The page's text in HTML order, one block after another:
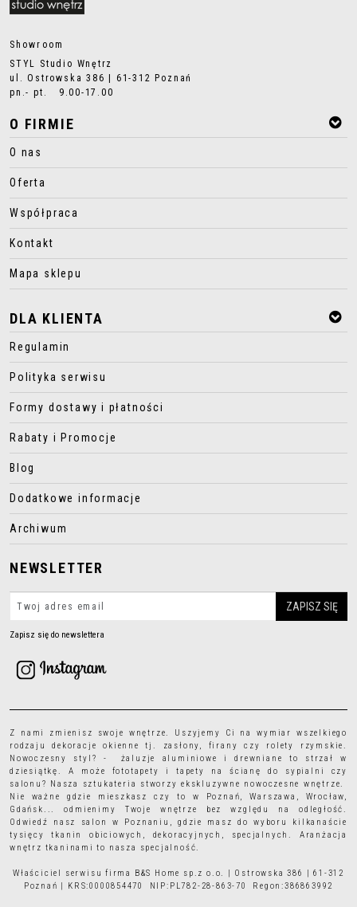
Showroom
STYL Studio Wnętrz
ul. Ostrowska 386 | 61-312 Poznań
pn.- pt. 9.00-17.00
O FIRMIE
O nas
Oferta
Współpraca
Kontakt
Mapa sklepu
DLA KLIENTA
Regulamin
Polityka serwisu
Formy dostawy i płatności
Rabaty i Promocje
Blog
Dodatkowe informacje
Archiwum
NEWSLETTER
Zapisz się do newslettera
Z nami zmienisz swoje wnętrze. Uszyjemy Ci na wymiar wszelkiego
rodzajudekoracje okienne tj. zasłony, firany czy rolety rzymskie.
Nowoczesny styl? - żaluzje aluminiowe i drewniane to strzał w
dziesiątkę. A może fototapety i tapety
na ścianę do sypialni czy
salonu? Nasza sztukateria stworzy ekskluzywne nowoczesne wnętrze.
Nie ważne gdzie mieszkasz czy to w Poznań, Warszawa, Wrocław,
Gdańsk... odmienimy Twoje wnętrze bez względu na odległość.
Odwiedź nasz salon w Poznaniu, gdzie masz do wyboru kilkanaście
tysięcytkanin obiciowych , dekoracyjnych, specjalnych. Aranżacja
wnętrz tkaninami to nasza specjalność.
Właściciel serwisu firma B&S Home sp.z o.o. | Ostrowska 386 | 61-312
Poznań | KRS:0000854470 NIP:PL782-28-863-70 Regon:386863992